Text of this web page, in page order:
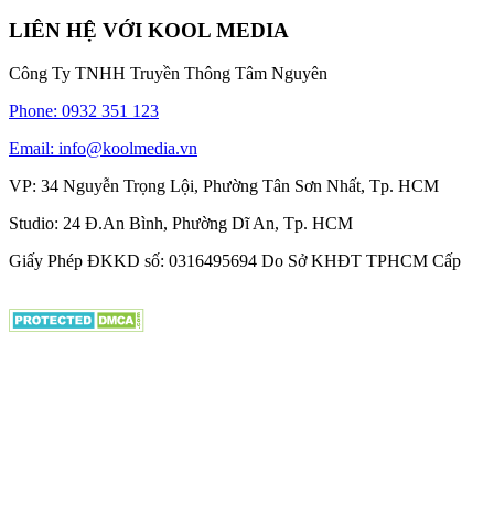
LIÊN HỆ VỚI KOOL MEDIA
Công Ty TNHH Truyền Thông Tâm Nguyên
Phone: 0932 351 123
Email: info@koolmedia.vn
VP: 34 Nguyễn Trọng Lội, Phường Tân Sơn Nhất, Tp. HCM
Studio: 24 Đ.An Bình, Phường Dĩ An, Tp. HCM
Giấy Phép ĐKKD số: 0316495694 Do Sở KHĐT TPHCM Cấp